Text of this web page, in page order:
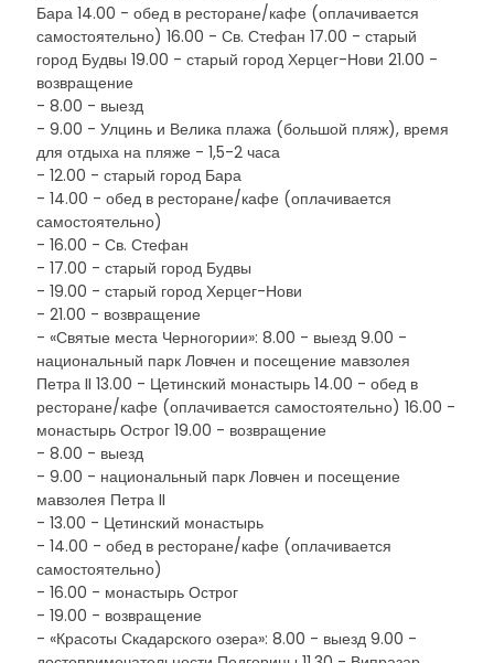
Бара 14.00 - обед в ресторане/кафе (оплачивается
самостоятельно) 16.00 - Св. Стефан 17.00 - старый
город Будвы 19.00 - старый город Херцег-Нови 21.00 -
возвращение
- 8.00 - выезд
- 9.00 - Улцинь и Велика плажа (большой пляж), время
для отдыха на пляже - 1,5-2 часа
- 12.00 - старый город Бара
- 14.00 - обед в ресторане/кафе (оплачивается
самостоятельно)
- 16.00 - Св. Стефан
- 17.00 - старый город Будвы
- 19.00 - старый город Херцег-Нови
- 21.00 - возвращение
- «Святые места Черногории»: 8.00 - выезд 9.00 -
национальный парк Ловчен и посещение мавзолея
Петра II 13.00 - Цетинский монастырь 14.00 - обед в
ресторане/кафе (оплачивается самостоятельно) 16.00 -
монастырь Острог 19.00 - возвращение
- 8.00 - выезд
- 9.00 - национальный парк Ловчен и посещение
мавзолея Петра II
- 13.00 - Цетинский монастырь
- 14.00 - обед в ресторане/кафе (оплачивается
самостоятельно)
- 16.00 - монастырь Острог
- 19.00 - возвращение
- «Красоты Скадарского озера»: 8.00 - выезд 9.00 -